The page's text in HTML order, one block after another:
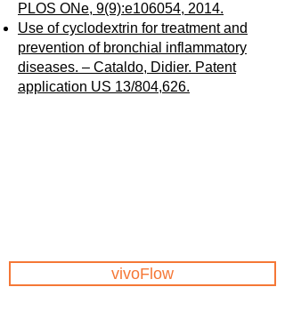
PLOS ONe, 9(9):e106054, 2014.
Use of cyclodextrin for treatment and
prevention of bronchial inflammatory
diseases. – Cataldo, Didier. Patent
application US 13/804,626.
vivoFlow